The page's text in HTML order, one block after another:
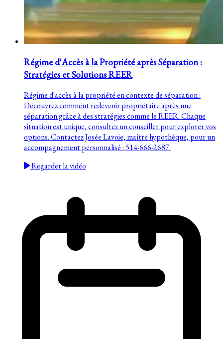
Régime d'Accès à la Propriété après Séparation :
Stratégies et Solutions REER
Régime d'accès à la propriété en contexte de séparation :
Découvrez comment redevenir propriétaire après une
séparation grâce à des stratégies comme le REER. Chaque
situation est unique, consultez un conseiller pour explorer vos
options. Contactez Josée Lavoie, maître hypothèque, pour un
accompagnement personnalisé : 514-666-2687.
Regarder la vidéo